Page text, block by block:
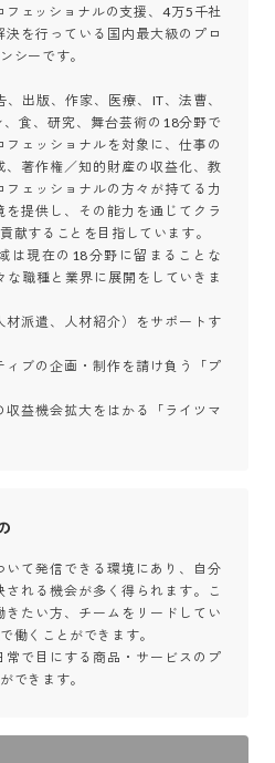
ェッショナルの支援、4万5千社
を行っている国内最大級のプロ
シーです。
出版、作家、医療、IT、法曹、
食、研究、舞台芸術の18分野で
ェッショナルを対象に、仕事の
著作権／知的財産の収益化、教
ェッショナルの方々が持てる力
提供し、その能力を通じてクラ
献することを目指しています。
は現在の18分野に留まることな
な職種と業界に展開をしていきま
材派遣、人材紹介）をサポートす
ィブの企画・制作を請け負う「プ
収益機会拡大をはかる「ライツマ
いて発信できる環境にあり、自分
れる機会が多く得られます。こ
たい方、チームをリードしてい
働くことができます。
常で目にする商品・サービスのプ
できます。